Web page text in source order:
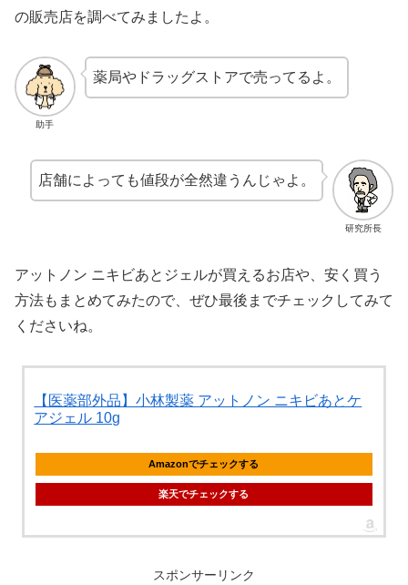
の販売店を調べてみましたよ。
助手
薬局やドラッグストアで売ってるよ。
研究所長
店舗によっても値段が全然違うんじゃよ。
アットノン ニキビあとジェルが買えるお店や、安く買う
方法もまとめてみたので、ぜひ最後までチェックしてみて
くださいね。
【医薬部外品】小林製薬 アットノン ニキビあとケ
アジェル 10g
Amazonでチェックする
楽天でチェックする
スポンサーリンク